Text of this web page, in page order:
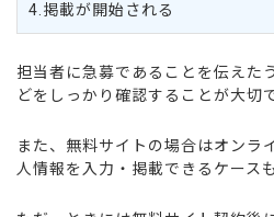
4.掲載が開始される
担当者に急募であることを伝えた
どをしっかり確認することが大切
また、無料サイトの場合はオンラ
人情報を入力・掲載できるケース